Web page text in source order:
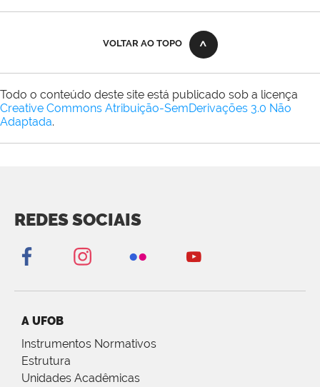
VOLTAR AO TOPO
Todo o conteúdo deste site está publicado sob a licença
Creative Commons Atribuição-SemDerivações 3.0 Não
Adaptada.
REDES SOCIAIS
A UFOB
Instrumentos Normativos
Estrutura
Unidades Acadêmicas